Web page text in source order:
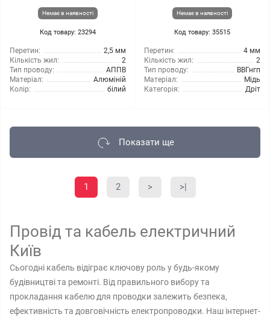
Немає в наявності
Код товару: 23294
Перетин:
2,5 мм
Кількість жил:
2
Тип проводу:
АППВ
Матеріал:
Алюміній
Колір:
білий
Немає в наявності
Код товару: 35515
Перетин:
4 мм
Кількість жил:
2
Тип проводу:
ВВГнгп
Матеріал:
Мідь
Категорія:
Дріт
Показати ще
1 2 > >|
Провід та кабель електричний
Київ
Сьогодні кабель відіграє ключову роль у будь-якому
будівництві та ремонті. Від правильного вибору та
прокладання кабелю для проводки залежить безпека,
ефективність та довговічність електропроводки. Наш інтернет-